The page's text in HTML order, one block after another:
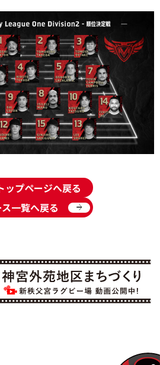
ップページへ戻る
一覧へ戻る
arrow_forward